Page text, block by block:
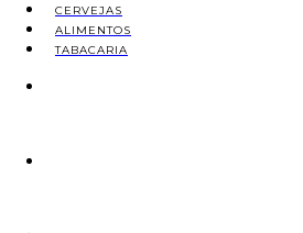
CERVEJAS
ALIMENTOS
TABACARIA